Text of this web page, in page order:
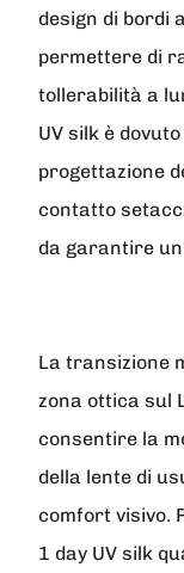
design di bordi
permettere di
tollerabilità a
UV silk è
progettazione
contatto
da garantire
La transizione
zona ottica sul
consentire la
della lente di
comfort visivo.
1 day UV silk